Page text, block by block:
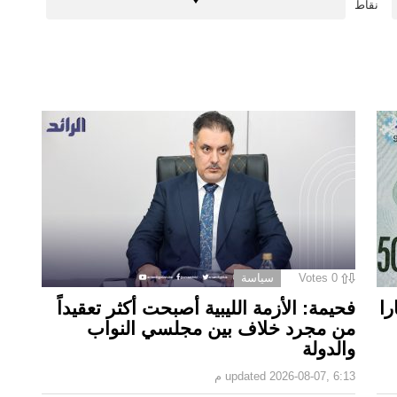
نقاط
0
Votes سياسة
فحيمة: الأزمة الليبية أصبحت أكثر تعقيداً
من مجرد خلاف بين مجلسي النواب
والدولة
updated 2026-08-07, 6:13 م